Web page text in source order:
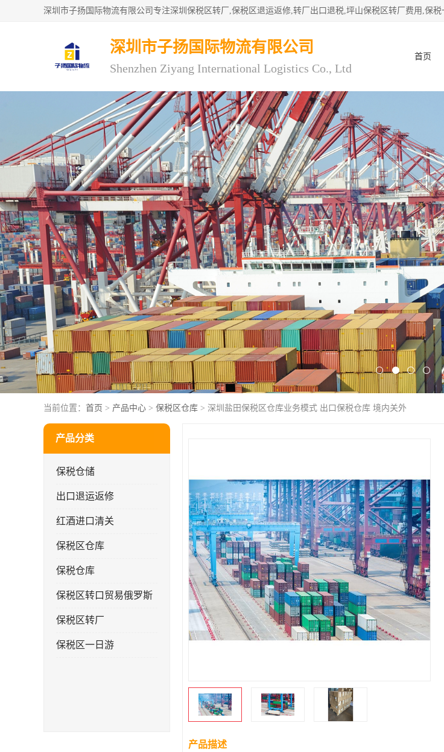
深圳市子扬国际物流有限公司
Shenzhen Ziyang International Logistics Co., Ltd
首页
当前位置： 首页 > 产品中心 > 保税区仓库 > 深圳盐田保税区仓库业务模式 出口保税仓库 境内关外
产品分类
保税仓储
出口退运返修
红酒进口清关
保税区仓库
保税仓库
保税区转口贸易俄罗斯
保税区转厂
保税区一日游
产品描述